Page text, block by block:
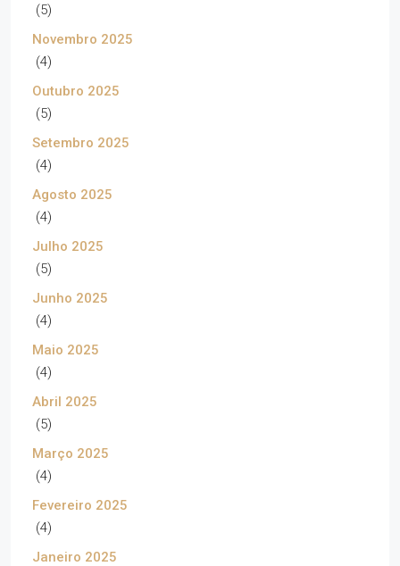
(5)
Novembro 2025
(4)
Outubro 2025
(5)
Setembro 2025
(4)
Agosto 2025
(4)
Julho 2025
(5)
Junho 2025
(4)
Maio 2025
(4)
Abril 2025
(5)
Março 2025
(4)
Fevereiro 2025
(4)
Janeiro 2025